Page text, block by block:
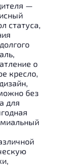
—
статуса,
о
кресло,
без
для